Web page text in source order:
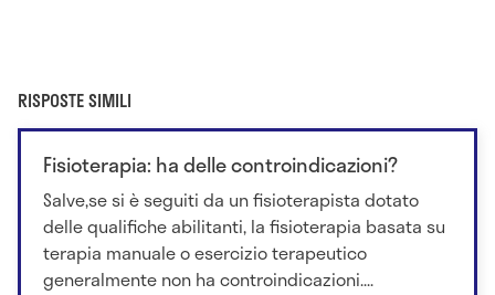
RISPOSTE SIMILI
Fisioterapia: ha delle controindicazioni?
Salve,se si è seguiti da un fisioterapista dotato
delle qualifiche abilitanti, la fisioterapia basata su
terapia manuale o esercizio terapeutico
generalmente non ha controindicazioni....